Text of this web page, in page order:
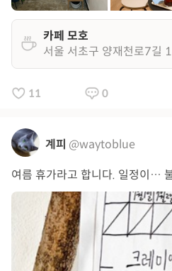
카페 모호
서울 서초구 양재천로7길 1
11 0
계피 @waytoblue
여름 휴가라고 합니다. 일정이…